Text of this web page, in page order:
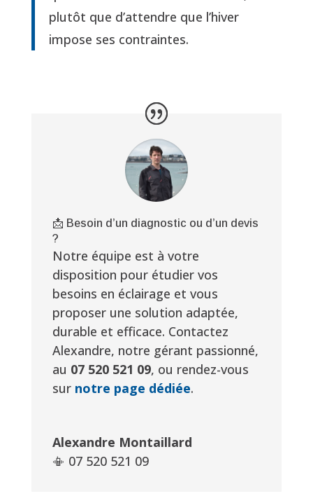
plutôt que d’attendre que l’hiver
impose ses contraintes.
📩 Besoin d’un diagnostic ou d’un devis
?
Notre équipe est à votre
disposition pour étudier vos
besoins en éclairage et vous
proposer une solution adaptée,
durable et efficace. Contactez
Alexandre, notre gérant passionné,
au 07 520 521 09, ou rendez-vous
sur notre page dédiée.
Alexandre Montaillard
📳 07 520 521 09